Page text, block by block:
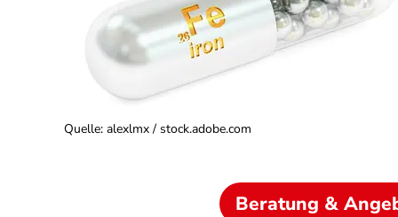
Quelle: alexlmx / stock.adobe.com
Beratung &